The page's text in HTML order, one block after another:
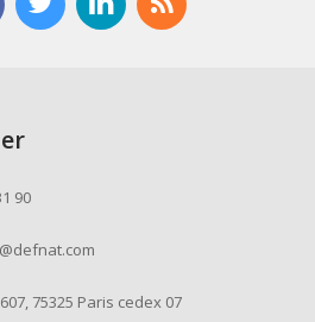
90
75325 Paris cedex 07